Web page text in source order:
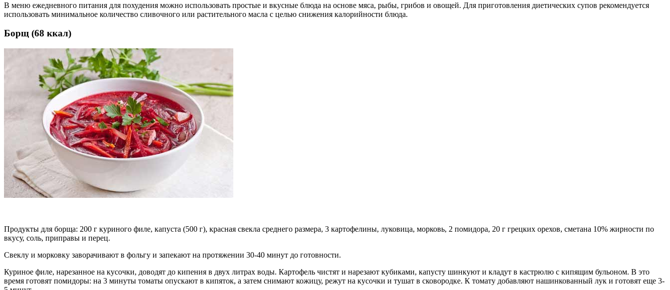
В меню ежедневного питания для похудения можно использовать простые и вкусные блюда на основе мяса, рыбы, грибов и овощей. Для приготовления диетических супов рекомендуется
использовать минимальное количество сливочного или растительного масла с целью снижения калорийности блюда.
Борщ (68 ккал)
Продукты для борща: 200 г куриного филе, капуста (500 г), красная свекла среднего размера, 3 картофелины, луковица, морковь, 2 помидора, 20 г грецких орехов, сметана 10% жирности по
вкусу, соль, приправы и перец.
Свеклу и морковку заворачивают в фольгу и запекают на протяжении 30-40 минут до готовности.
Куриное филе, нарезанное на кусочки, доводят до кипения в двух литрах воды. Картофель чистят и нарезают кубиками, капусту шинкуют и кладут в кастрюлю с кипящим бульоном. В это
время готовят помидоры: на 3 минуты томаты опускают в кипяток, а затем снимают кожицу, режут на кусочки и тушат в сковородке. К томату добавляют нашинкованный лук и готовят еще 3-